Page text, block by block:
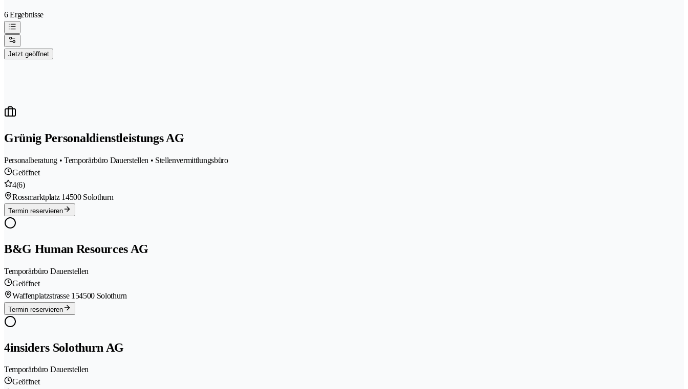
6 Ergebnisse
Jetzt geöffnet
Grünig Personaldienstleistungs AG
Personalberatung • Temporärbüro Dauerstellen • Stellenvermittlungsbüro
Geöffnet
4(6)
Rossmarktplatz 14500 Solothurn
Termin reservieren
B&G Human Resources AG
Temporärbüro Dauerstellen
Geöffnet
Waffenplatzstrasse 154500 Solothurn
Termin reservieren
4insiders Solothurn AG
Temporärbüro Dauerstellen
Geöffnet